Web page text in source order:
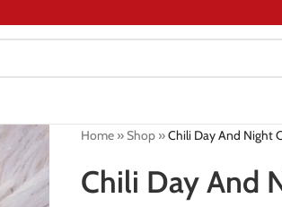
Home»Shop»Chili Day And Night
Chili Day And